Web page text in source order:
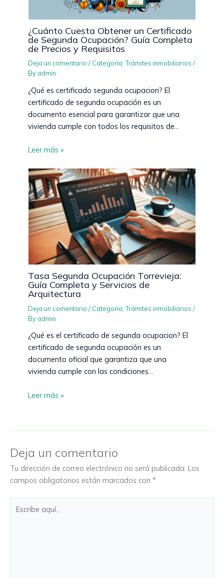
¿Cuánto Cuesta Obtener un Certificado
de Segunda Ocupación? Guía Completa
de Precios y Requisitos
Deja un comentario / Categoría: Trámites inmobiliarios /
By admin
¿Qué es certificado segunda ocupacion? El
certificado de segunda ocupación es un
documento esencial para garantizar que una
vivienda cumple con todos los requisitos de…
Leer más »
Tasa Segunda Ocupación Torrevieja:
Guía Completa y Servicios de
Arquitectura
Deja un comentario / Categoría: Trámites inmobiliarios /
By admin
¿Qué es el certificado de segunda ocupacion? El
certificado de segunda ocupación es un
documento oficial que garantiza que una
vivienda cumple con las condiciones…
Leer más »
Deja un comentario
Tu dirección de correo electrónico no será publicada. Los
campos obligatorios están marcados con *
aquí...